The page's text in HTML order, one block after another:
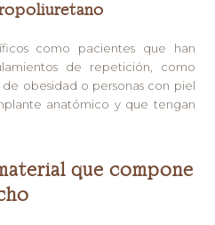
como pacientes que han
de repetición, como
obesidad o personas con piel
anatómico y que tengan
que compone